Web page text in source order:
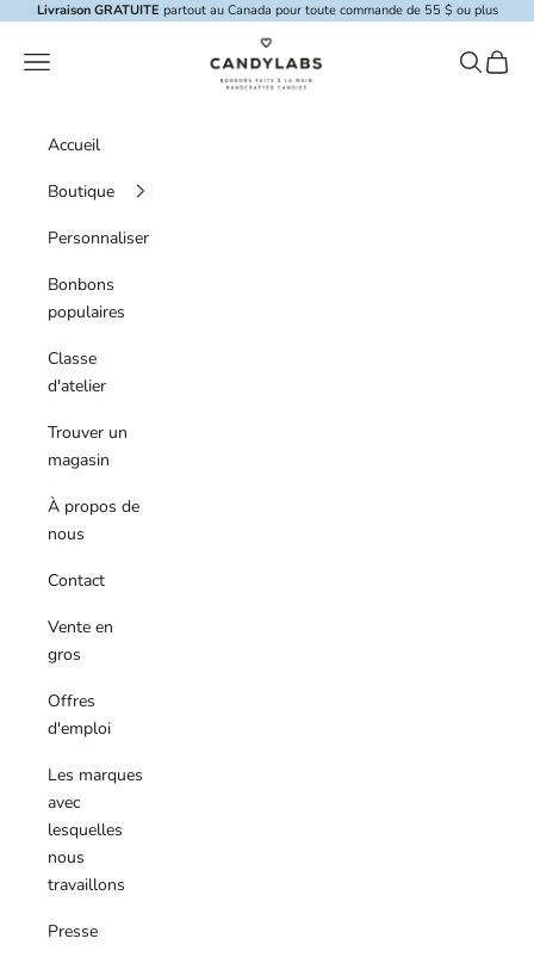
Skip to content
Livraison GRATUITE partout au Canada pour toute commande de 55 $ ou plus
Candylabs
Menu de navigation
Panier
Accueil
Boutique
Personnaliser
Bonbons
populaires
Classe
d'atelier
Trouver un
magasin
À propos de
nous
Contact
Vente en
gros
Offres
d'emploi
Les marques
avec
lesquelles
nous
travaillons
Presse